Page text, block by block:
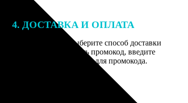
4. ДОСТАВКА И ОПЛАТА
Введите адрес и выберите способ доставки
заказа. Если у вас есть промокод, введите
его в специальное поле для промокода.